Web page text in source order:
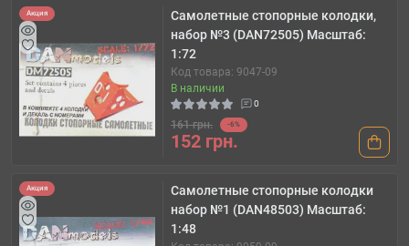
Акция
Самолетные стопорные колодки,
набор №3 (DAN72505) Масштаб:
1:72
Код товара: 9047-09
В наличии
0
161 грн. -6%
152 грн.
Акция
Самолетные стопорные колодки
набор №1 (DAN48503) Масштаб:
1:48